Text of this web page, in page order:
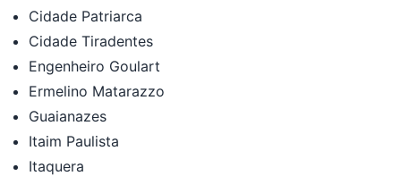
Cidade Patriarca
Cidade Tiradentes
Engenheiro Goulart
Ermelino Matarazzo
Guaianazes
Itaim Paulista
Itaquera